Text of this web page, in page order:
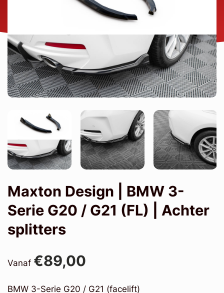
Maxton Design | BMW 3-
Serie G20 / G21 (FL) | Achter
splitters
Vanaf €89,00
BMW 3-Serie G20 / G21 (facelift)